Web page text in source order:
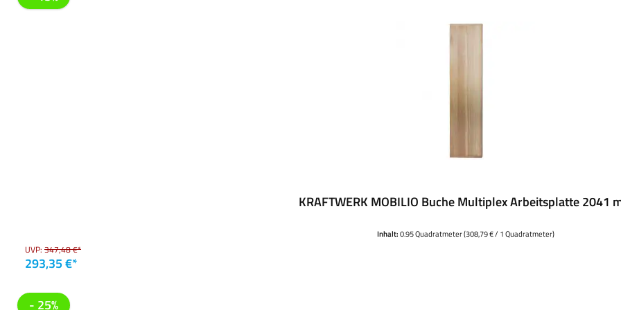
KRAFTWERK MOBILIO Buche Multiplex Arbeitsplatte 2041
Inhalt:0.95 Quadratmeter(308,79 € / 1 Quadratmeter)
UVP: 347,48 €*
293,35 €*
- 25%